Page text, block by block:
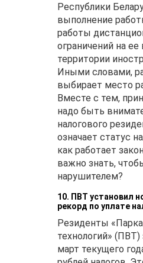
Республики
выполнение
работы
ограничений на
территории
Иными словами,
выбирает место
Вместе с тем,
надо быть
налогового
означает статус
как работает
важно знать,
нарушителем?
10. ПВТ установил
рекорд по уплате
Резиденты
технологий» (ПВТ)
март текущего